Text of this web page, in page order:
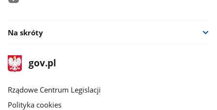
Na skróty
stopka
gov.plStrona
gov.pl
Rządowe Centrum Legislacji
Polityka cookies